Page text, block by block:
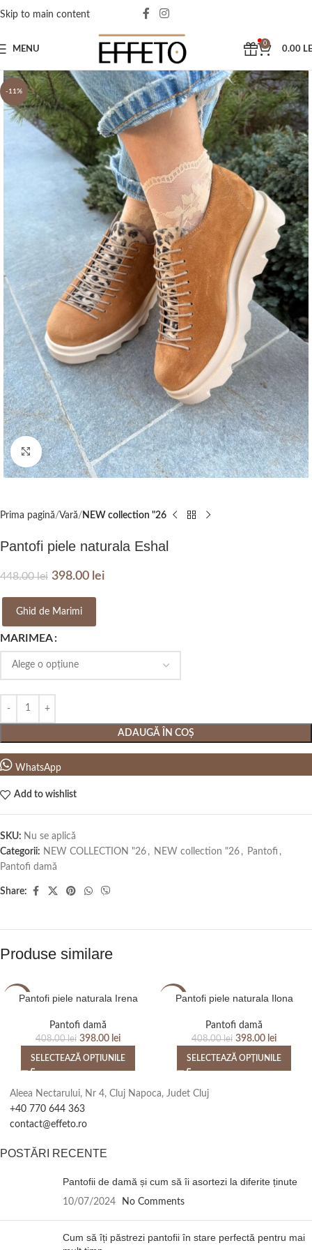
Skip to main content
MENU
0
0.00
-11%
Click to enlarge
Prima pagină Vară NEW collection "26
Pantofi piele naturala Eshal
448.00lei 398.00 lei
Ghid de Marimi
MARIMEA
ADAUGĂ ÎN COȘ
WhatsApp
Add to wishlist
SKU: Nu se aplică
Categorii: NEW COLLECTION "26 , NEW collection "26 , Pantofi ,
Pantofi damă
Share:
Produse similare
-2%Pantofi piele naturala Irena
Pantofi damă
408.00lei 398.00 lei
SELECTEAZĂ OPȚIUNILE
-2%Pantofi piele naturala Ilona
Pantofi damă
408.00lei 398.00 lei
SELECTEAZĂ OPȚIUNILE
Aleea Nectarului, Nr 4, Cluj Napoca, Judet Cluj
+40 770 644 363
contact@effeto.ro
POSTĂRI RECENTE
Pantofii de damă și cum să îi asortezi la diferite ținute
10/07/2024 No Comments
Cum să îți păstrezi pantofii în stare perfectă pentru mai